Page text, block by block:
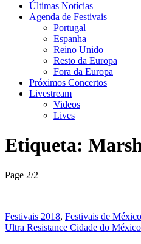
Últimas Notícias
Agenda de Festivais
Portugal
Espanha
Reino Unido
Resto da Europa
Fora da Europa
Próximos Concertos
Livestream
Videos
Lives
Etiqueta:
Page 2/2
Festivais 2018, Festivais de México
Ultra Resistance Cidade do México